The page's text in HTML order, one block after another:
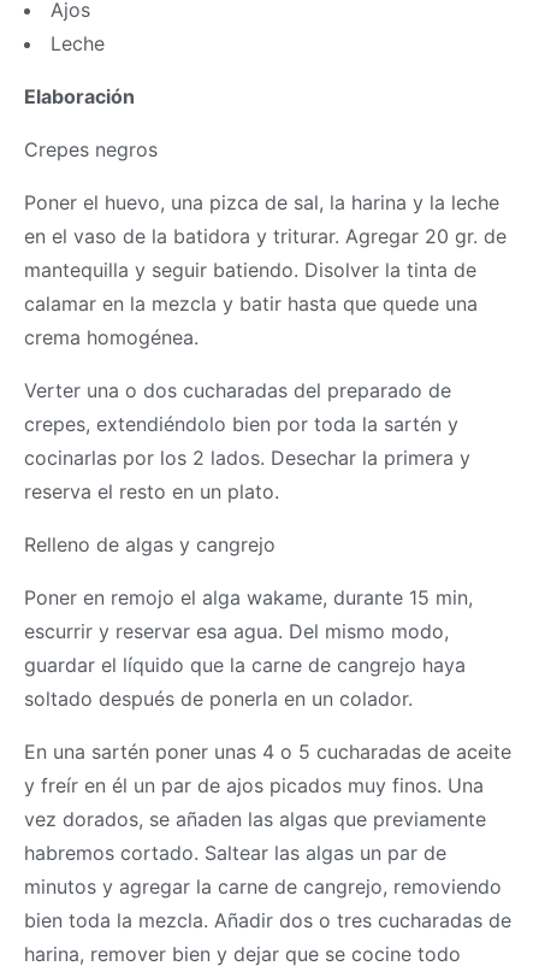
Ajos
Leche
Elaboración
Crepes negros
Poner el huevo, una pizca de sal, la harina y la leche
en el vaso de la batidora y triturar. Agregar 20 gr. de
mantequilla y seguir batiendo. Disolver la tinta de
calamar en la mezcla y batir hasta que quede una
crema homogénea.
Verter una o dos cucharadas del preparado de
crepes, extendiéndolo bien por toda la sartén y
cocinarlas por los 2 lados. Desechar la primera y
reserva el resto en un plato.
Relleno de algas y cangrejo
Poner en remojo el alga wakame, durante 15 min,
escurrir y reservar esa agua. Del mismo modo,
guardar el líquido que la carne de cangrejo haya
soltado después de ponerla en un colador.
En una sartén poner unas 4 o 5 cucharadas de aceite
y freír en él un par de ajos picados muy finos. Una
vez dorados, se añaden las algas que previamente
habremos cortado. Saltear las algas un par de
minutos y agregar la carne de cangrejo, removiendo
bien toda la mezcla. Añadir dos o tres cucharadas de
harina, remover bien y dejar que se cocine todo